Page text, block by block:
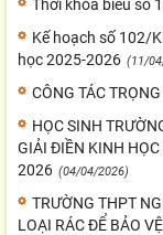
Thời khóa biểu số
Kế hoạch số 102/
học 2025-2026 (11/
CÔNG TÁC
HỌC SINH
GIẢI ĐIỀN KINH
2026 (04/04/2026)
TRƯỜNG THPT
LOẠI RÁC ĐỂ BẢO